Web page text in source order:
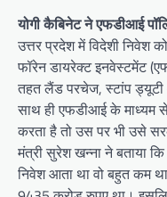
योगी कैबिनेट ने एफडीआई
उत्तर प्रदेश में विदेशी निवेश
फॉरेन डायरेक्ट इनवेस्टमेंट
तहत लैंड परचेज, स्टांप
साथ ही एफडीआई के माध्यम
करता है तो उस पर भी उसे
मंत्री सुरेश खन्ना ने बताया
निवेश आता था वो बहुत कम